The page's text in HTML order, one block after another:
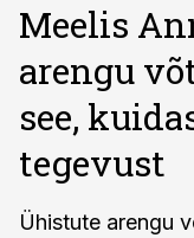
Meelis
arengu
see,
tegevust
Ühistute arengu